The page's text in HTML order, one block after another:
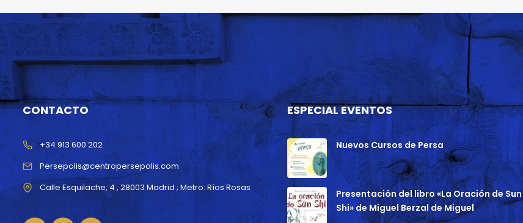
CONTACTO
Persepolis@centropersepolis.com
+34 913 600 202
ESPECIAL EVENTOS
Nuevos Cursos de Persa
Presentación del libro «La Oración de Sun
Shi» de Miguel Berzal de Miguel